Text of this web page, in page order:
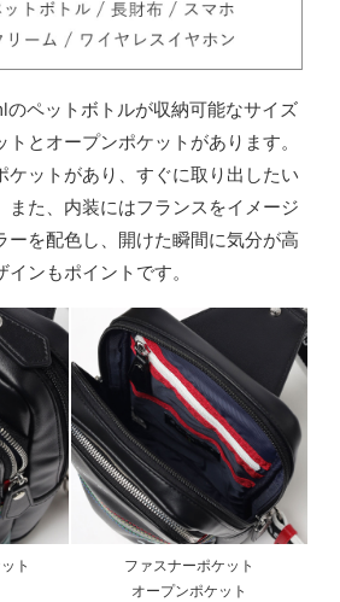
ペットボトルが収納可能なサイズ
とオープンポケットがあります。
ケットがあり、すぐに取り出したい
また、内装にはフランスをイメージ
ーを配色し、開けた瞬間に気分が高
ンもポイントです。
ト
ファスナーポケット
オープンポケット